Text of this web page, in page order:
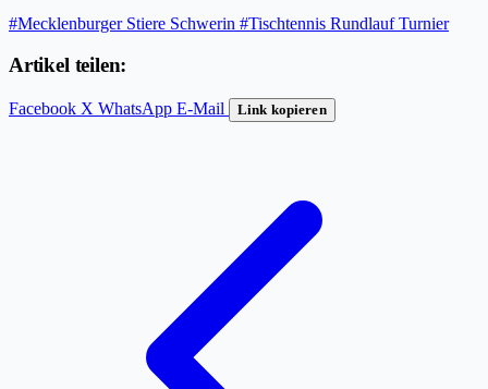
#Mecklenburger Stiere Schwerin #Tischtennis Rundlauf Turnier
Artikel teilen:
Facebook X WhatsApp E-Mail Link kopieren